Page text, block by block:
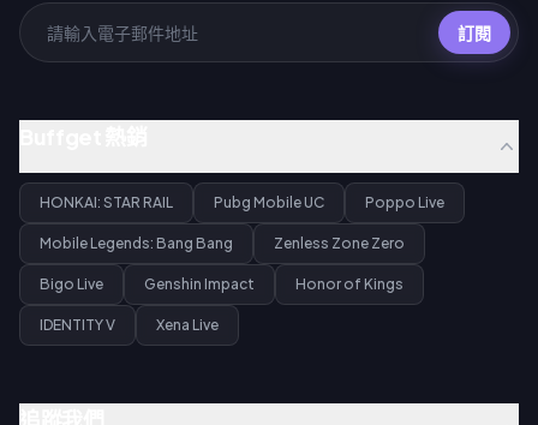
訂閱
HONKAI: STAR RAIL Pubg Mobile UC Poppo Live
Mobile Legends: Bang Bang Zenless Zone Zero
Bigo Live Genshin Impact Honor of Kings
IDENTITY V Xena Live